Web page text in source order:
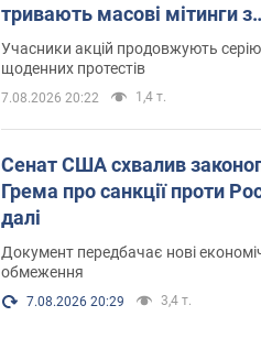
тривають масові мітинги з
картонками. Фото і відео
Учасники акцій продовжують серію
щоденних протестів
7.08.2026 20:22 1,4 т.
Сенат США схвалив
Грема про санкції проти
далі
Документ передбачає нові
обмеження
7.08.2026 20:29 3,4 т.